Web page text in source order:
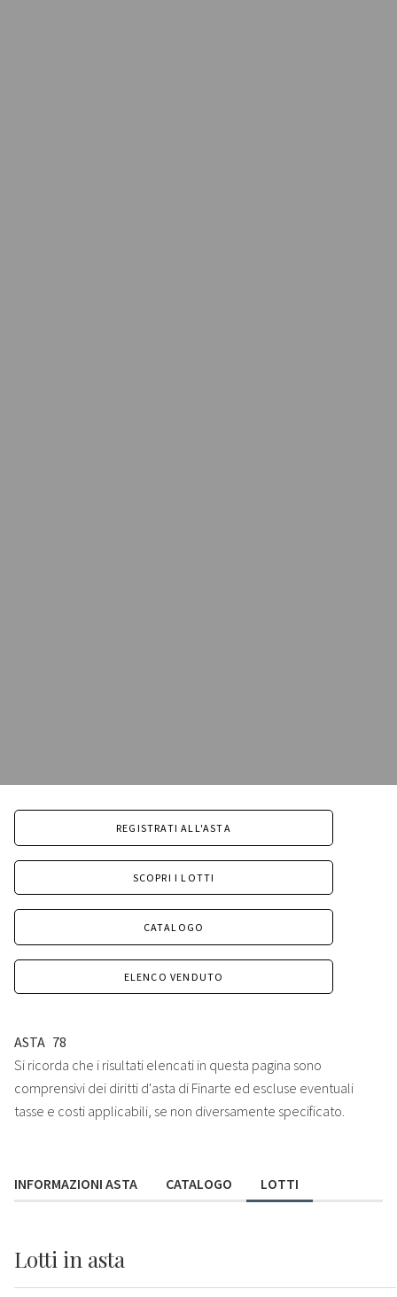
REGISTRATI ALL'ASTA
SCOPRI I LOTTI
CATALOGO
ELENCO VENDUTO
ASTA 78
Si ricorda che i risultati elencati in questa pagina sono
comprensivi dei diritti d'asta di Finarte ed escluse eventuali
tasse e costi applicabili, se non diversamente specificato.
INFORMAZIONI ASTA CATALOGO LOTTI
Lotti in asta